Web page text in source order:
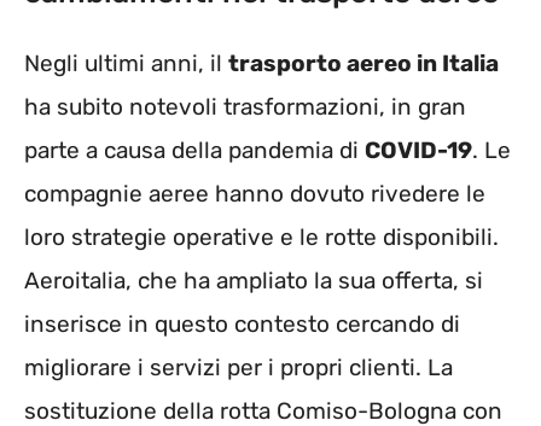
Negli ultimi anni, il trasporto aereo in Italia
ha subito notevoli trasformazioni, in gran
parte a causa della pandemia di COVID-19. Le
compagnie aeree hanno dovuto rivedere le
loro strategie operative e le rotte disponibili.
Aeroitalia, che ha ampliato la sua offerta, si
inserisce in questo contesto cercando di
migliorare i servizi per i propri clienti. La
sostituzione della rotta Comiso-Bologna con